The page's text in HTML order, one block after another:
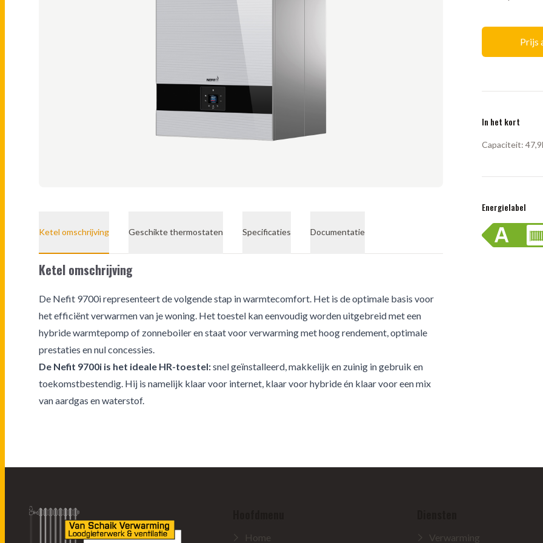
Prijs
In het kort
Capaciteit:
Energielabel
Ketel omschrijving Geschikte thermostaten Specificaties Documentatie
Ketel omschrijving
De Nefit 9700i representeert de volgende stap in warmtecomfort. Het is de optimale basis voor
het efficiënt verwarmen van je woning. Het toestel kan eenvoudig worden uitgebreid met een
hybride warmtepomp of zonneboiler en staat voor verwarming met hoog rendement, optimale
prestaties en nul concessies.
De Nefit 9700i is het ideale HR-toestel:snel geïnstalleerd, makkelijk en zuinig in gebruik en
toekomstbestendig. Hij is namelijk klaar voor internet, klaar voor hybride én klaar voor een mix
van aardgas en waterstof.
Home Verwarming